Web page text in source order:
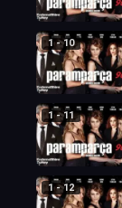
1 - 10
1 - 11
1 - 12